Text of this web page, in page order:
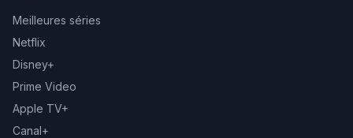
Meilleures séries
Netflix
Disney+
Prime Video
Apple TV+
Canal+